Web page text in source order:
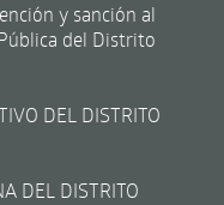
y sanción al
del Distrito
DEL DISTRITO
DEL DISTRITO